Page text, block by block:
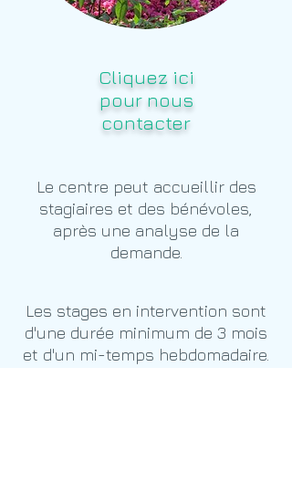
Cliquez ici
pour nous
contacter
Le centre peut accueillir des
stagiaires et des bénévoles,
après une analyse de la
demande.
Les stages en intervention sont
d'une durée minimum de 3 mois
et d'un mi-temps hebdomadaire.